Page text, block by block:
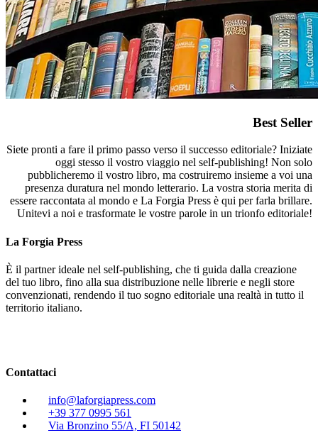
Best Seller
Siete pronti a fare il primo passo verso il successo editoriale? Iniziate
oggi stesso il vostro viaggio nel self-publishing! Non solo
pubblicheremo il vostro libro, ma costruiremo insieme a voi una
presenza duratura nel mondo letterario. La vostra storia merita di
essere raccontata al mondo e La Forgia Press è qui per farla brillare.
Unitevi a noi e trasformate le vostre parole in un trionfo editoriale!
La Forgia Press
È il partner ideale nel self-publishing, che ti guida dalla creazione
del tuo libro, fino alla sua distribuzione nelle librerie e negli store
convenzionati, rendendo il tuo sogno editoriale una realtà in tutto il
territorio italiano.
Contattaci
info@laforgiapress.com
+39 377 0995 561
Via Bronzino 55/A, FI 50142